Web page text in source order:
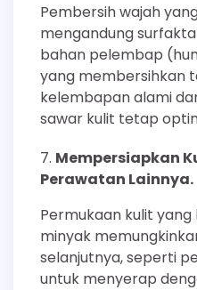
Pembersih wajah
mengandung
bahan pelembap
yang membersihkan
kelembapan alami
sawar kulit tetap
Mempersiapkan
Perawatan Lainnya.
Permukaan kulit
minyak
selanjutnya, seperti
untuk menyerap